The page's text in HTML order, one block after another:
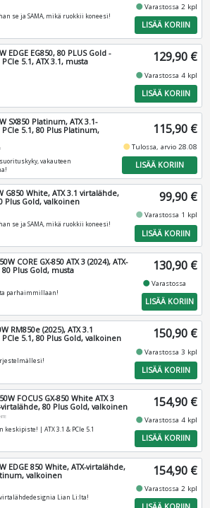
se ja SAMA, mikä ruokkii koneesi!
fiber_manual_recordVarastossa 2 kpl
LISÄÄ KORIIN
EDGE EG850, 80 PLUS Gold -
5.1, ATX 3.1, musta
129,90 €
fiber_manual_recordVarastossa 4 kpl
LISÄÄ KORIIN
SX850 Platinum, ATX 3.1-
5.1, 80 Plus Platinum,
vakauteen
115,90 €
fiber_manual_recordTulossa, arvio 28.08
LISÄÄ KORIIN
G850 White, ATX 3.1 virtalähde,
Plus Gold, valkoinen
se ja SAMA, mikä ruokkii koneesi!
99,90 €
fiber_manual_recordVarastossa 1 kpl
LISÄÄ KORIIN
CORE GX-850 ATX 3 (2024), ATX-
Plus Gold, musta
parhaimmillaan!
130,90 €
fiber_manual_recordVarastossa
LISÄÄ KORIIN
RM850e (2025), ATX 3.1
5.1, 80 Plus Gold, valkoinen
150,90 €
fiber_manual_recordVarastossa 3 kpl
LISÄÄ KORIIN
FOCUS GX-850 White ATX 3
virtalähde, 80 Plus Gold, valkoinen
keskipiste! | ATX 3.1 & PCIe 5.1
154,90 €
fiber_manual_recordVarastossa 4 kpl
LISÄÄ KORIIN
EDGE 850 White, ATX-virtalähde,
valkoinen
Lian Li:lta!
154,90 €
fiber_manual_recordVarastossa 2 kpl